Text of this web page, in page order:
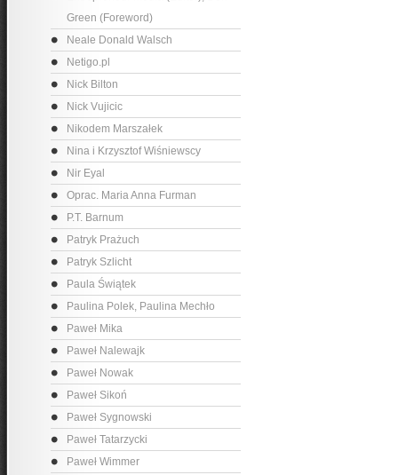
Green (Foreword)
Neale Donald Walsch
Netigo.pl
Nick Bilton
Nick Vujicic
Nikodem Marszałek
Nina i Krzysztof Wiśniewscy
Nir Eyal
Oprac. Maria Anna Furman
P.T. Barnum
Patryk Prażuch
Patryk Szlicht
Paula Świątek
Paulina Polek, Paulina Mechło
Paweł Mika
Paweł Nalewajk
Paweł Nowak
Paweł Sikoń
Paweł Sygnowski
Paweł Tatarzycki
Paweł Wimmer